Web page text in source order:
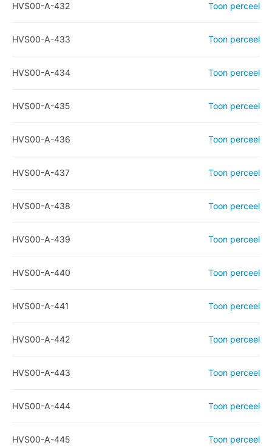
HVS00-A-432 Toon perceel
HVS00-A-433 Toon perceel
HVS00-A-434 Toon perceel
HVS00-A-435 Toon perceel
HVS00-A-436 Toon perceel
HVS00-A-437 Toon perceel
HVS00-A-438 Toon perceel
HVS00-A-439 Toon perceel
HVS00-A-440 Toon perceel
HVS00-A-441 Toon perceel
HVS00-A-442 Toon perceel
HVS00-A-443 Toon perceel
HVS00-A-444 Toon perceel
HVS00-A-445 Toon perceel